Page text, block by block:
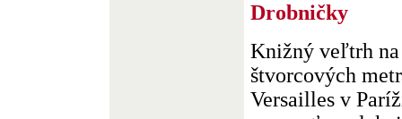
Drobničky
Knižný veľtrh na
štvorcových
Versailles v